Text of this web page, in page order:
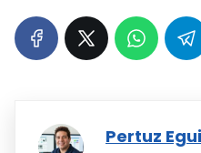
Pertuz